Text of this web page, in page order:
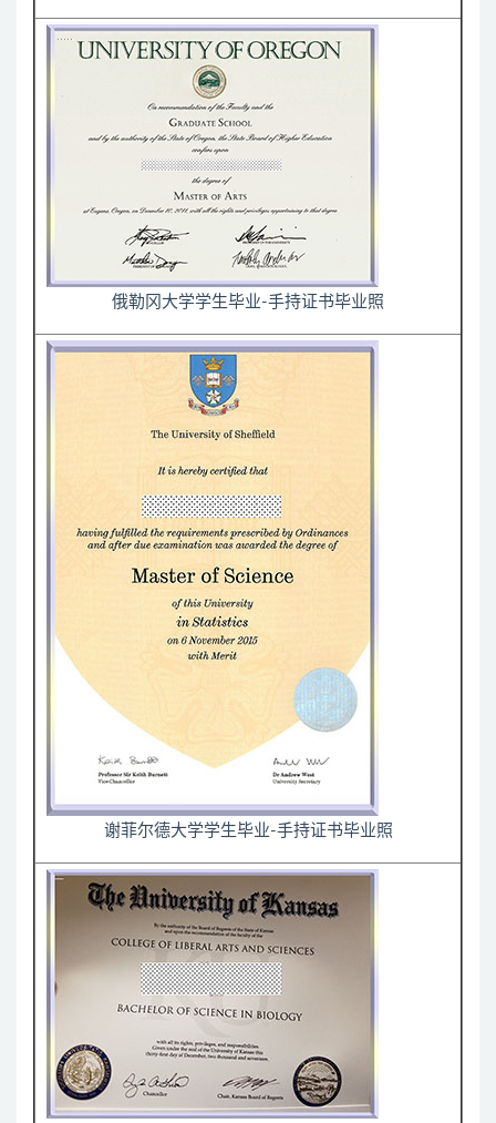
俄勒冈大学学生毕业-手持证书毕业照
谢菲尔德大学学生毕业-手持证书毕业照